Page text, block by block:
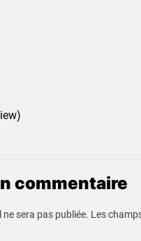
commentaire
sera pas publiée. Les